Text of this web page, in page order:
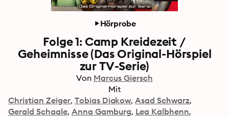
Hörprobe
Folge 1: Camp Kreidezeit /
Geheimnisse (Das Original-Hörspiel
zur TV-Serie)
Von Marcus Giersch
Mit
Christian Zeiger Tobias Diakow Asad Schwarz
Gerald Schaale Anna Gamburg Lea Kalbhenn